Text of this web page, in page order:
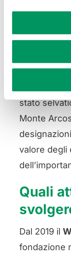
proteggere
obiettivi
SIC hanno
habitat
mentre le
stato
Monte
valore degli
Quali
Dal 2019 il
fondazione